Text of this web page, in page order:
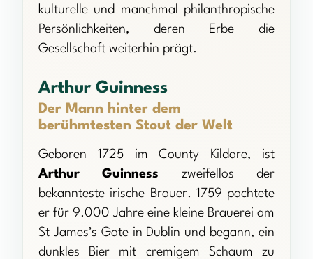
kulturelle und manchmal philanthropische
Persönlichkeiten, deren Erbe die
Gesellschaft weiterhin prägt.
Arthur Guinness
Der Mann hinter dem
berühmtesten Stout der Welt
Geboren 1725 im County Kildare, ist
Arthur Guinness zweifellos der
bekannteste irische Brauer. 1759 pachtete
er für 9.000 Jahre eine kleine Brauerei am
St James’s Gate in Dublin und begann, ein
dunkles Bier mit cremigem Schaum zu